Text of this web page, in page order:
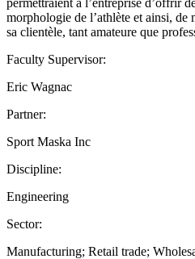
morphologie de l’athlète et ainsi, de
sa clientèle, tant amateure que
Faculty Supervisor:
Eric Wagnac
Partner:
Sport Maska Inc
Discipline:
Engineering
Sector:
Manufacturing; Retail trade;